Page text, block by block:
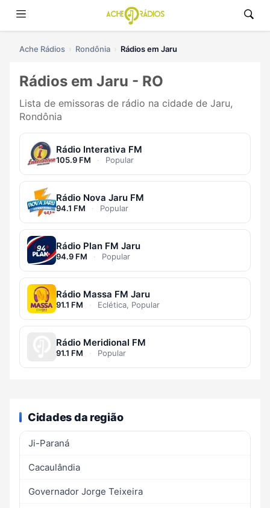
Ache Rádios Rondônia Rádios em Jaru
Rádios em Jaru - RO
Lista de emissoras de rádio na cidade de Jaru,
Rondônia
Rádio Interativa FM
105.9 FM · Popular
Rádio Nova Jaru FM
94.1 FM · Popular
Rádio Plan FM Jaru
94.9 FM · Popular
Rádio Massa FM Jaru
91.1 FM · Eclética, Popular
Rádio Meridional FM
91.1 FM · Popular
Cidades da região
Ji-Paraná
Cacaulândia
Governador Jorge Teixeira